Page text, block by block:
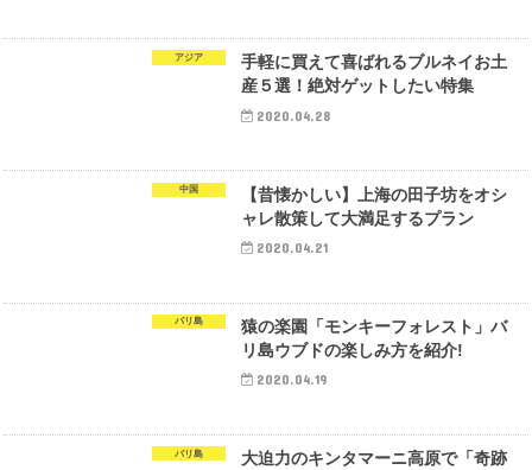
アジア
手軽に買えて喜ばれるブルネイお土
産５選！絶対ゲットしたい特集
2020.04.28
中国
【昔懐かしい】上海の田子坊をオシ
ャレ散策して大満足するプラン
2020.04.21
バリ島
猿の楽園「モンキーフォレスト」バ
リ島ウブドの楽しみ方を紹介!
2020.04.19
バリ島
大迫力のキンタマーニ高原で「奇跡